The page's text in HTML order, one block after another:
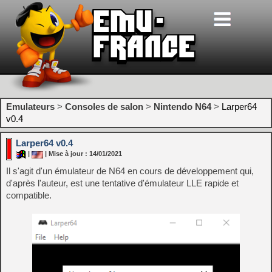
Emulateurs > Consoles de salon > Nintendo N64> Larper64
v0.4
Larper64 v0.4
| Mise à jour : 14/01/2021
Il s'agit d'un émulateur de N64 en cours de développement qui,
d'après l'auteur, est une tentative d'émulateur LLE rapide et
compatible.